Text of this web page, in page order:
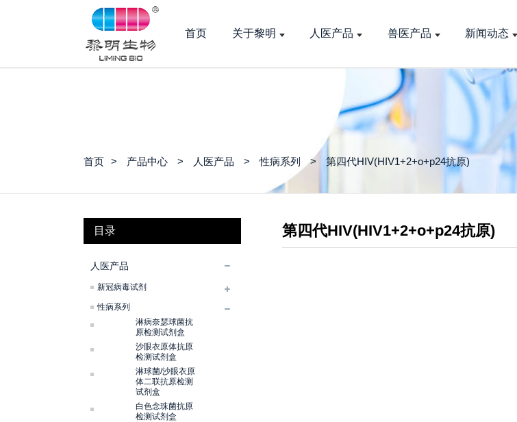
首页 关于黎明 人医产品 兽医产品 新闻动态
首页 产品中心 人医产品 性病系列 第四代HIV(HIV1+2+o+p24抗原)
目录
人医产品
新冠病毒试剂
性病系列
淋病奈瑟球菌抗
原检测试剂盒
沙眼衣原体抗原
检测试剂盒
淋球菌/沙眼衣原
体二联抗原检测
试剂盒
白色念珠菌抗原
检测试剂盒
第四代HIV(HIV1+2+o+p24抗原)